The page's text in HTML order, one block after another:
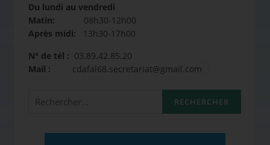
Du lundi au vendredi
Matin: 08h30-12h00
Après midi: 13h30-17h00
N° de tél : 03.89.42.85.20
Mail : cdafal68.secretariat@gmail.com